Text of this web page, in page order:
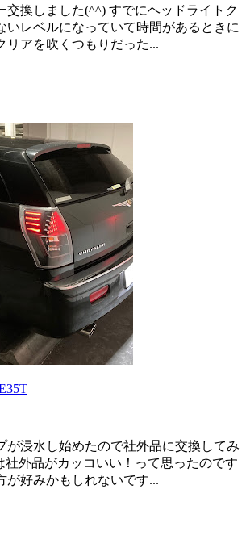
交換しました(^^) すでにヘッドライトク
いレベルになっていて時間があるときに
リアを吹くつもりだった...
が浸水し始めたので社外品に交換してみ
社外品がカッコいい！って思ったのです
が好みかもしれないです...